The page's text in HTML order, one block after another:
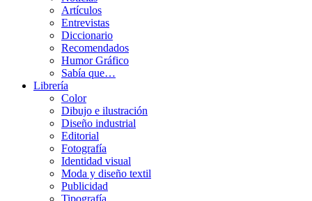
Artículos
Entrevistas
Diccionario
Recomendados
Humor Gráfico
Sabía que…
Librería
Color
Dibujo e ilustración
Diseño industrial
Editorial
Fotografía
Identidad visual
Moda y diseño textil
Publicidad
Tipografía